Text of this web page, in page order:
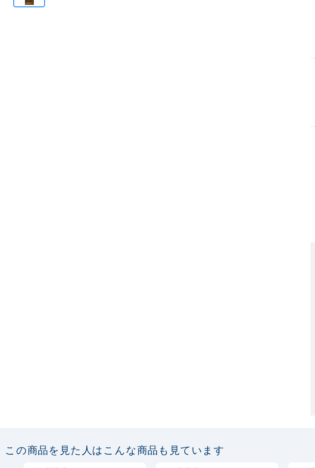
この商品を見た人はこんな商品も見ています